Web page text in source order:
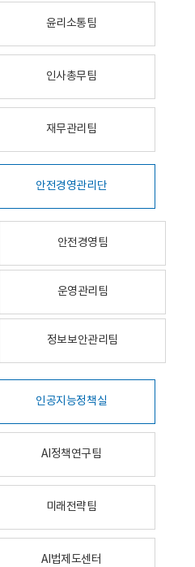
윤리소통팀
인사총무팀
재무관리팀
안전경영관리단
안전경영팀
운영관리팀
정보보안관리팀
인공지능정책실
AI정책연구팀
미래전략팀
AI법제도센터